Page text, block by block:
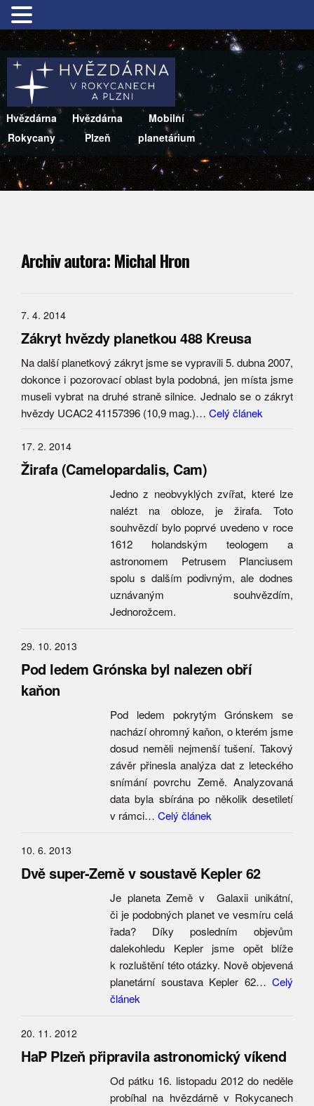
Hvězdárna
Rokycany
Hvězdárna
Plzeň
Mobilní
planetárium
Archiv autora:Michal Hron
7. 4. 2014
Zákryt hvězdy planetkou 488 Kreusa
Na další planetkový zákryt jsme se vypravili 5. dubna 2007,
dokonce i pozorovací oblast byla podobná, jen místa jsme
museli vybrat na druhé straně silnice. Jednalo se o zákryt
hvězdy UCAC2 41157396 (10,9 mag.)… Celý článek
17. 2. 2014
Žirafa (Camelopardalis, Cam)
Jedno z neobvyklých zvířat, které lze
nalézt na obloze, je žirafa. Toto
souhvězdí bylo poprvé uvedeno v roce
1612 holandským teologem a
astronomem Petrusem Planciusem
spolu s dalším podivným, ale dodnes
uznávaným souhvězdím,
Jednorožcem.
29. 10. 2013
Pod ledem Grónska byl nalezen obří
kaňon
Pod ledem pokrytým Grónskem se
nachází ohromný kaňon, o kterém jsme
dosud neměli nejmenší tušení. Takový
závěr přinesla analýza dat z leteckého
snímání povrchu Země. Analyzovaná
data byla sbírána po několik desetiletí
v rámci… Celý článek
10. 6. 2013
Dvě super-Země v soustavě Kepler 62
Je planeta Země v Galaxii unikátní,
či je podobných planet ve vesmíru celá
řada? Díky posledním objevům
dalekohledu Kepler jsme opět blíže
k rozluštění této otázky. Nově objevená
planetární soustava Kepler 62… Celý
článek
20. 11. 2012
HaP Plzeň připravila astronomický víkend
Od pátku 16. listopadu 2012 do neděle
probíhal na hvězdárně v Rokycanech